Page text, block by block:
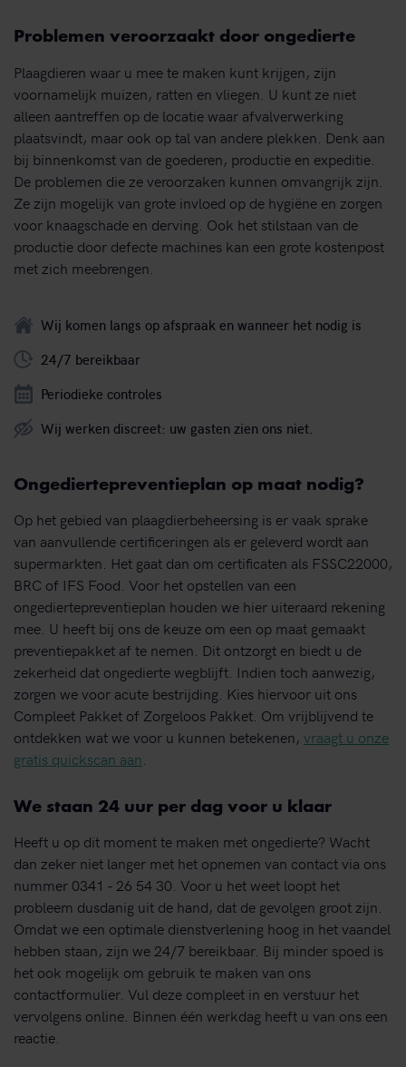
Problemen veroorzaakt door ongedierte
Plaagdieren waar u mee te maken kunt krijgen, zijn
voornamelijk muizen, ratten en vliegen. U kunt ze niet
alleen aantreffen op de locatie waar afvalverwerking
plaatsvindt, maar ook op tal van andere plekken. Denk aan
bij binnenkomst van de goederen, productie en expeditie.
De problemen die ze veroorzaken kunnen omvangrijk zijn.
Ze zijn mogelijk van grote invloed op de hygiëne en zorgen
voor knaagschade en derving. Ook het stilstaan van de
productie door defecte machines kan een grote kostenpost
met zich meebrengen.
Wij komen langs op afspraak en wanneer het nodig is
24/7 bereikbaar
Periodieke controles
Wij werken discreet: uw gasten zien ons niet.
Ongediertepreventieplan op maat nodig?
Op het gebied van plaagdierbeheersing is er vaak sprake
van aanvullende certificeringen als er geleverd wordt aan
supermarkten. Het gaat dan om certificaten als FSSC22000,
BRC of IFS Food. Voor het opstellen van een
ongediertepreventieplan houden we hier uiteraard rekening
mee. U heeft bij ons de keuze om een op maat gemaakt
preventiepakket af te nemen. Dit ontzorgt en biedt u de
zekerheid dat ongedierte wegblijft. Indien toch aanwezig,
zorgen we voor acute bestrijding. Kies hiervoor uit ons
Compleet Pakket of Zorgeloos Pakket. Om vrijblijvend te
ontdekken wat we voor u kunnen betekenen, vraagt u onze
gratis quickscan aan
We staan 24 uur per dag voor u klaar
Heeft u op dit moment te maken met ongedierte? Wacht
dan zeker niet langer met het opnemen van contact via ons
nummer 0341 - 26 54 30. Voor u het weet loopt het
probleem dusdanig uit de hand, dat de gevolgen groot zijn.
Omdat we een optimale dienstverlening hoog in het vaandel
hebben staan, zijn we 24/7 bereikbaar. Bij minder spoed is
het ook mogelijk om gebruik te maken van ons
contactformulier. Vul deze compleet in en verstuur het
vervolgens online. Binnen één werkdag heeft u van ons een
reactie.